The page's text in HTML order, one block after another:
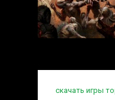
скачать игры